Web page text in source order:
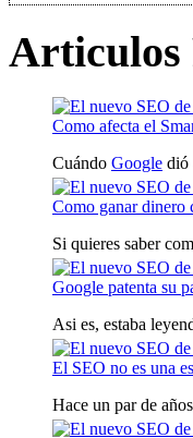
Articulos
Como afecta el
Cuándo Google dió
Como ganar dinero
Si quieres saber
Google patenta su
Asi es, estaba
El SEO no es una
Hace un par de